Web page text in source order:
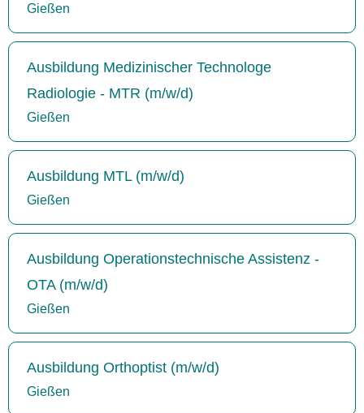
Gießen
Ausbildung Medizinischer Technologe
Radiologie - MTR (m/w/d)
Gießen
Ausbildung MTL (m/w/d)
Gießen
Ausbildung Operationstechnische Assistenz -
OTA (m/w/d)
Gießen
Ausbildung Orthoptist (m/w/d)
Gießen